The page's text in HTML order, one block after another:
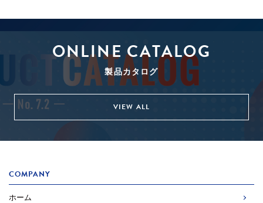
ONLINE CATALOG
製品カタログ
VIEW ALL
COMPANY
ホーム